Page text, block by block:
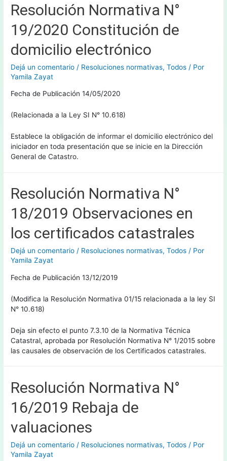
Resolución Normativa N°
19/2020 Constitución de
domicilio electrónico
Dejá un comentario / Resoluciones normativas,Todos / Por
Yamila Zayat
Fecha de Publicación 14/05/2020
(Relacionada a la Ley SI N° 10.618)
Establece la obligación de informar el domicilio electrónico del
iniciador en toda presentación que se inicie en la Dirección
General de Catastro.
Resolución Normativa N°
18/2019 Observaciones en
los certificados catastrales
Dejá un comentario / Resoluciones normativas,Todos / Por
Yamila Zayat
Fecha de Publicación 13/12/2019
(Modifica la Resolución Normativa 01/15 relacionada a la ley SI
N° 10.618)
Deja sin efecto el punto 7.3.10 de la Normativa Técnica
Catastral, aprobada por Resolución Normativa N° 1/2015 sobre
las causales de observación de los Certificados catastrales.
Resolución Normativa N°
16/2019 Rebaja de
valuaciones
Dejá un comentario / Resoluciones normativas,Todos / Por
Yamila Zayat